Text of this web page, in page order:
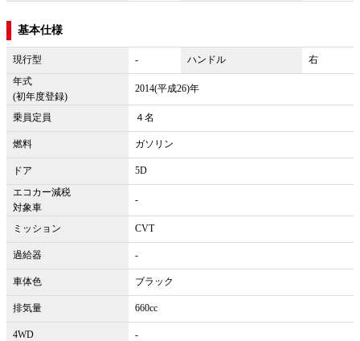
基本仕様
現行型 - ハンドル
右
年式
(初年度登録)
2014(平成26)年
乗員定員 ４名
燃料 ガソリン
ドア
5D
エコカー減税
対象車
-
ミッション CVT
過給器 -
車体色 ブラック
排気量 660cc
4WD -